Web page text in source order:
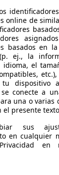
€
Sin
Electro/
online de
basados en
ej., la
idioma, el
dispositivo
conecte a
una o varias
el presente
sus
en cualquier
en